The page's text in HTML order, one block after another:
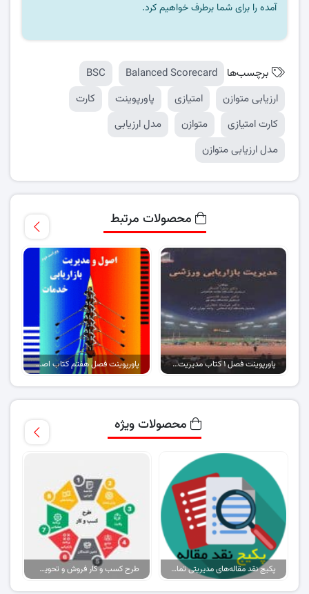
آمده را برای شما برطرف خواهیم کرد.
برچسب‌ها Balanced Scorecard
BSC
ارزیابی متوازن
امتیازی پاورپوینت
کارت
کارت امتیازی
متوازن
مدل ارزیابی
مدل ارزیابی متوازن
محصولات مرتبط
پاورپوینت فصل ۱ کتاب مدیریت بازاریابی ورزشی پاورپوینت فصل هفتم کتاب اصول بازاریابی و خدمات (نسخه ۲)
محصولات ویژه
پکیج نقد مقاله‌های مدیریتی تمام گرایش‌ها طرح کسب و کار فروش و تحویل پیتزا در ایران